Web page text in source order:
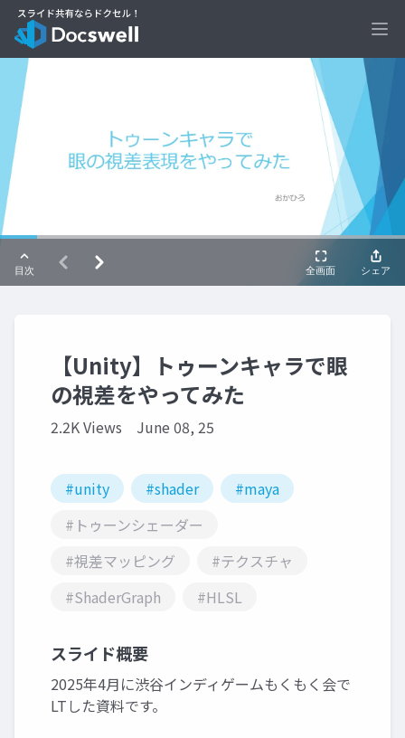
【Unity】トゥーンキャラで眼
の視差をやってみた
2.2K Views June 08, 25
#unity #shader
#maya
#トゥーンシェーダー
#視差マッピング
#テクスチャ
#ShaderGraph
#HLSL
スライド概要
2025年4月に渋谷インディゲームもくもく会で
LTした資料です。